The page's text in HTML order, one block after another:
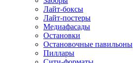
Лайт-боксы
Лайт-постеры
Медиафасады
Остановки
Остановочные павильоны
Пиллары